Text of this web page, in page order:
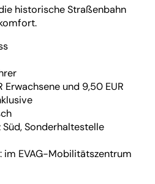
historische Straßenbahn
Erwachsene und 9,50 EUR
Sonderhaltestelle
im EVAG-Mobilitätszentrum